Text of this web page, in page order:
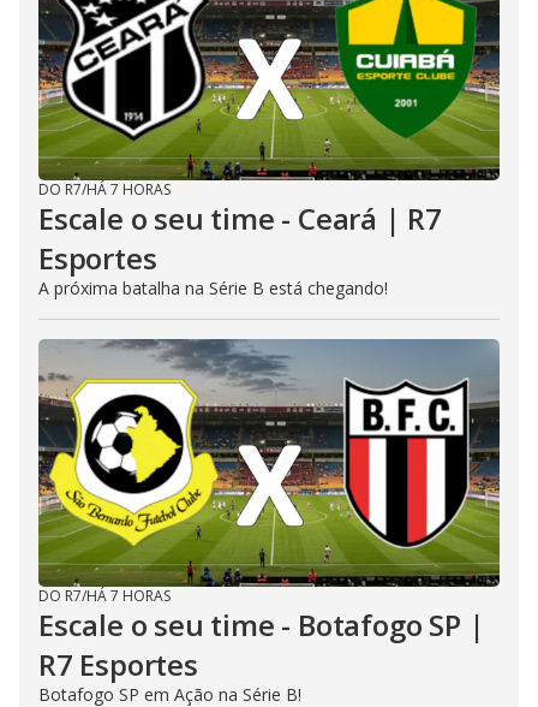
DO R7/HÁ 7 HORAS
Escale o seu time - Ceará | R7
Esportes
A próxima batalha na Série B está chegando!
DO R7/HÁ 7 HORAS
Escale o seu time - Botafogo SP |
R7 Esportes
Botafogo SP em Ação na Série B!